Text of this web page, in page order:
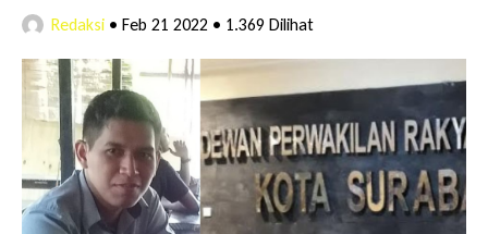
RSUD Bangil Raih Penghargaan Internasional WSO,
Perkuat Layanan Code Stroke Lewat Webinar
Hakim Sebut Saksi Beruntung Tak Terseret Perkara
Angkutan Bawang Bombay Tak Sesuai Dokumen
Redaksi • Feb 21 2022 • 1.369 Dilihat